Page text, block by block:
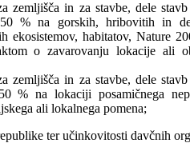
zemljišča in za stavbe, dele
% na gorskih, hribovitih in
ekosistemov, habitatov, Nature
o zavarovanju lokacije ali
zemljišča in za stavbe, dele
% na lokaciji posamičnega
ali lokalnega pomena;
ter učinkovitosti davčnih